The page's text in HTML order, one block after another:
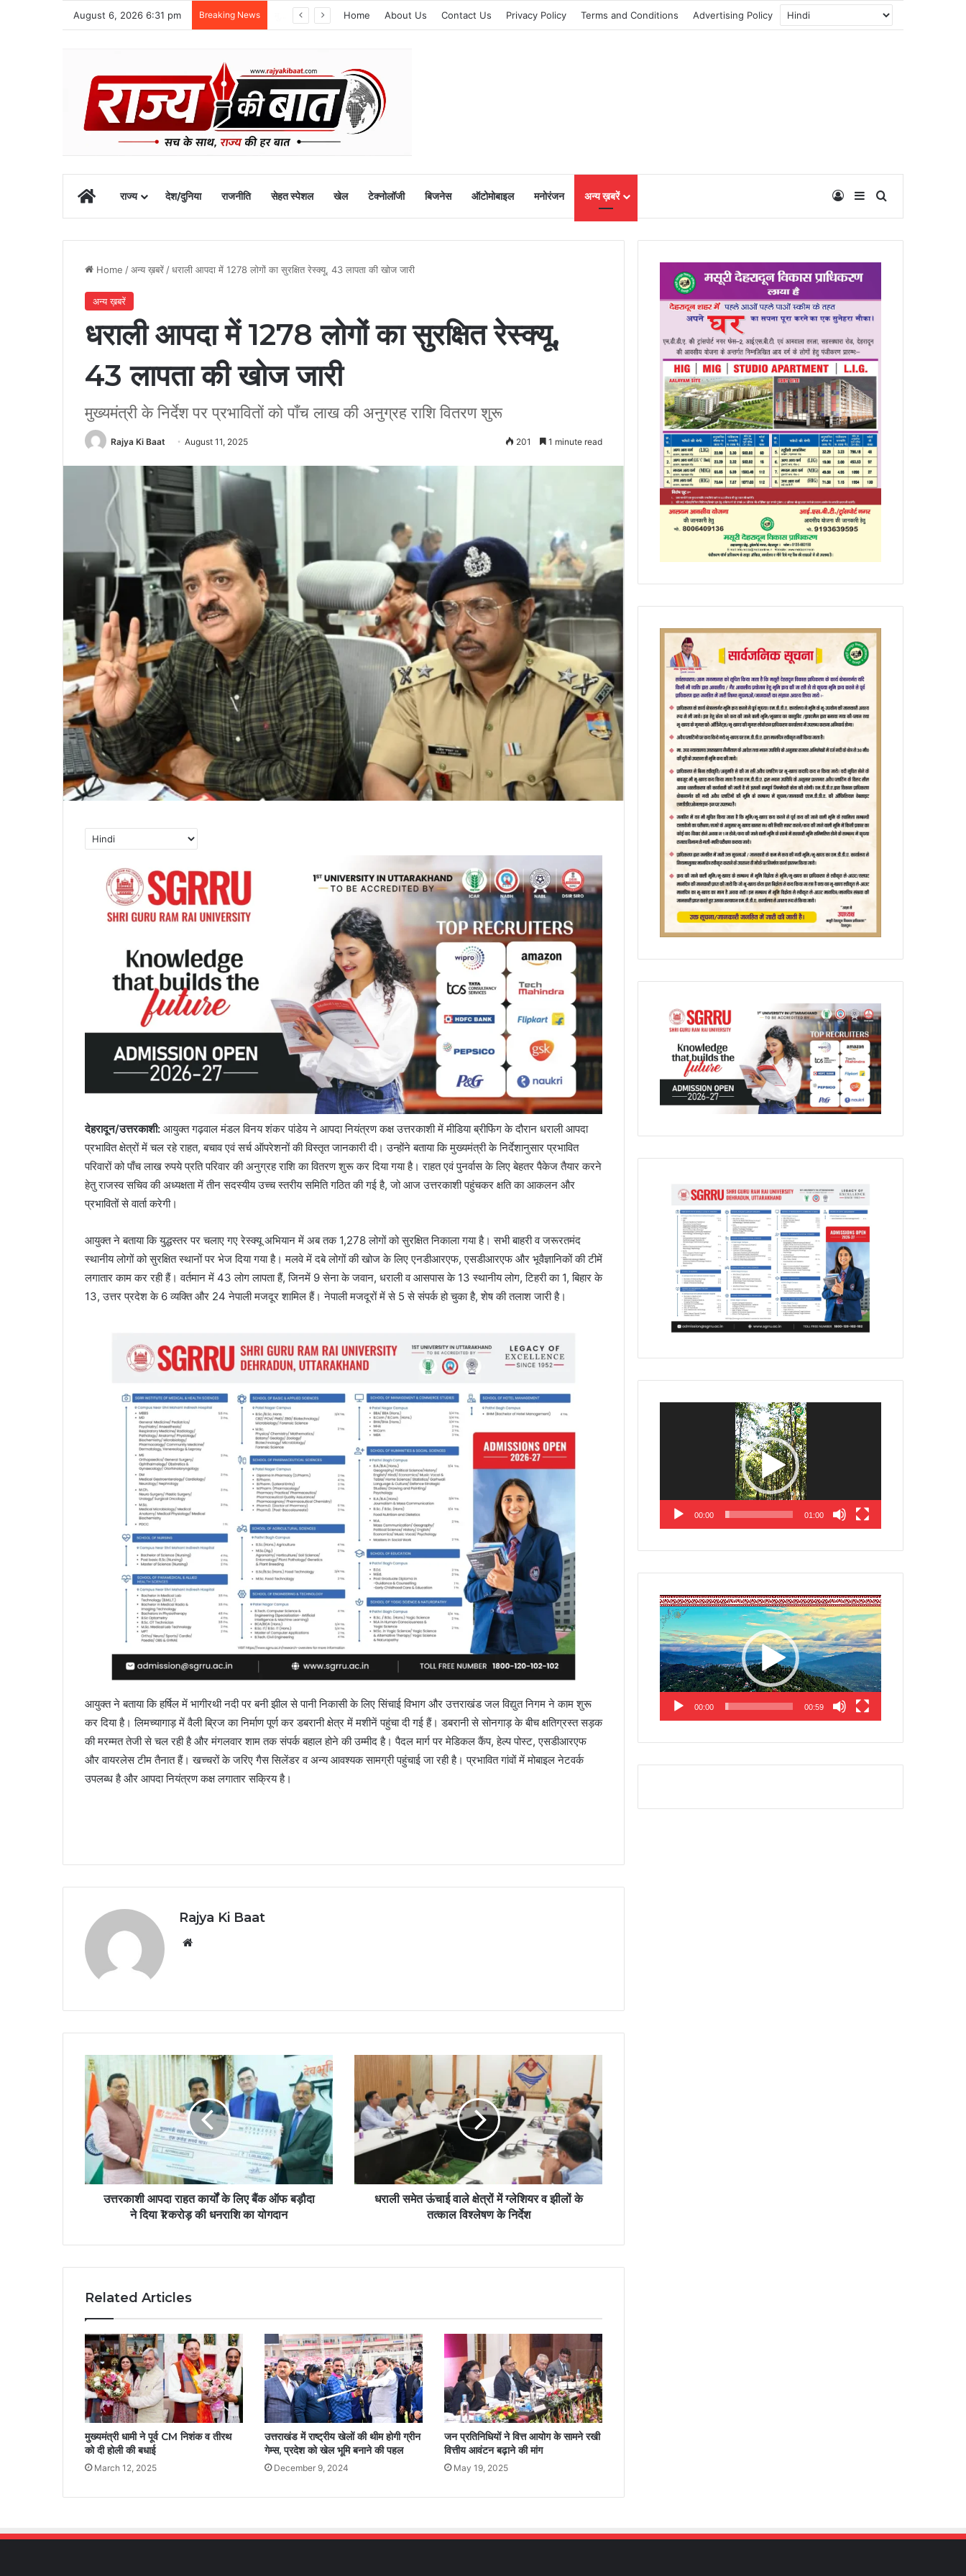
August 6, 2026 6:31 pm Breaking News Home About Us Contact Us Privacy Policy Terms and Conditions Advertising Policy
Homeराज्य देश/दुनिया राजनीति सेहत स्पेशल खेल टेक्नोलॉजी बिजनेस ऑटोमोबाइल मनोरंजन अन्य ख़बरें Log InSidebar
Home /अन्य ख़बरें /धराली आपदा में 1278 लोगों का सुरक्षित रेस्क्यू, 43 लापता की खोज जारी
अन्य ख़बरें
धराली आपदा में 1278 लोगों का सुरक्षित रेस्क्यू,
43 लापता की खोज जारी
मुख्यमंत्री के निर्देश पर प्रभावितों को पाँच लाख की अनुग्रह राशि वितरण शुरू
Rajya Ki Baat August 11, 2025 201 1 minute read
देहरादून/उत्तरकाशी: आयुक्त गढ़वाल मंडल विनय शंकर पांडेय ने आपदा नियंत्रण कक्ष उत्तरकाशी में मीडिया ब्रीफिंग के दौरान धराली आपदा
प्रभावित क्षेत्रों में चल रहे राहत, बचाव एवं सर्च ऑपरेशनों की विस्तृत जानकारी दी। उन्होंने बताया कि मुख्यमंत्री के निर्देशानुसार प्रभावित
परिवारों को पाँच लाख रुपये प्रति परिवार की अनुग्रह राशि का वितरण शुरू कर दिया गया है। राहत एवं पुनर्वास के लिए बेहतर पैकेज तैयार करने
हेतु राजस्व सचिव की अध्यक्षता में तीन सदस्यीय उच्च स्तरीय समिति गठित की गई है, जो आज उत्तरकाशी पहुंचकर क्षति का आकलन और
प्रभावितों से वार्ता करेगी।
आयुक्त ने बताया कि युद्धस्तर पर चलाए गए रेस्क्यू अभियान में अब तक 1,278 लोगों को सुरक्षित निकाला गया है। सभी बाहरी व जरूरतमंद
स्थानीय लोगों को सुरक्षित स्थानों पर भेज दिया गया है। मलवे में दबे लोगों की खोज के लिए एनडीआरएफ, एसडीआरएफ और भूवैज्ञानिकों की टीमें
लगातार काम कर रही हैं। वर्तमान में 43 लोग लापता हैं, जिनमें 9 सेना के जवान, धराली व आसपास के 13 स्थानीय लोग, टिहरी का 1, बिहार के
13, उत्तर प्रदेश के 6 व्यक्ति और 24 नेपाली मजदूर शामिल हैं। नेपाली मजदूरों में से 5 से संपर्क हो चुका है, शेष की तलाश जारी है।
आयुक्त ने बताया कि हर्षिल में भागीरथी नदी पर बनी झील से पानी निकासी के लिए सिंचाई विभाग और उत्तराखंड जल विद्युत निगम ने काम शुरू
कर दिया है। लिमच्यागाड़ में वैली ब्रिज का निर्माण पूर्ण कर डबरानी क्षेत्र में मशीनें पहुंचा दी गई हैं। डबरानी से सोनगाड़ के बीच क्षतिग्रस्त सड़क
की मरम्मत तेजी से चल रही है और मंगलवार शाम तक संपर्क बहाल होने की उम्मीद है। पैदल मार्ग पर मेडिकल कैंप, हेल्प पोस्ट, एसडीआरएफ
और वायरलेस टीम तैनात हैं। खच्चरों के जरिए गैस सिलेंडर व अन्य आवश्यक सामग्री पहुंचाई जा रही है। प्रभावित गांवों में मोबाइल नेटवर्क
उपलब्ध है और आपदा नियंत्रण कक्ष लगातार सक्रिय है।
Rajya Ki Baat
उत्तरकाशी आपदा राहत कार्यों के लिए बैंक ऑफ बड़ौदा
ने दिया ₹1 करोड़ की धनराशि का योगदान
धराली समेत ऊंचाई वाले क्षेत्रों में ग्लेशियर व झीलों के
तत्काल विश्लेषण के निर्देश
Related Articles
मुख्यमंत्री धामी ने पूर्व CM निशंक व तीरथ
को दी होली की बधाई
March 12, 2025
उत्तराखंड में राष्ट्रीय खेलों की थीम होगी ग्रीन
गेम्स, प्रदेश को खेल भूमि बनाने की पहल
December 9, 2024
जन प्रतिनिधियों ने वित्त आयोग के सामने रखी
वित्तीय आवंटन बढ़ाने की मांग
May 19, 2025
00:00 01:00
Video
Player
00:00 00:59